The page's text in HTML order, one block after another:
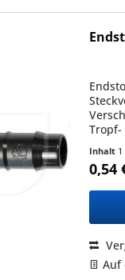
an
Inhalt
0,54
Auf